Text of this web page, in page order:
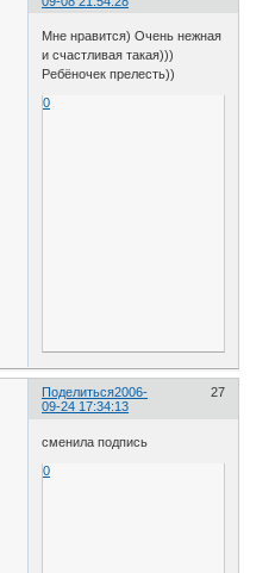
Мне нравится) Очень нежная
и счастливая такая)))
Ребёночек прелесть))
0
Поделиться 27
2006-
09-24 17:34:13
сменила подпись
0